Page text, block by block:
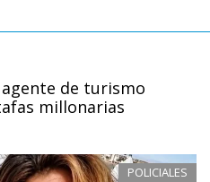
de turismo
millonarias
POLICIALES